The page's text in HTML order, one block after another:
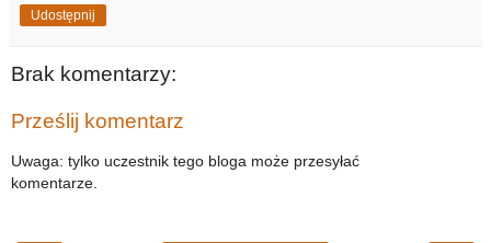
Udostępnij
Brak komentarzy:
Prześlij komentarz
Uwaga: tylko uczestnik tego bloga może przesyłać
komentarze.